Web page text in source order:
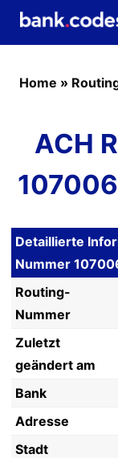
Home »
ACH
Detaillierte
Nummer
Routing-
Nummer
Zuletzt
geändert am
Bank
Adresse
Stadt